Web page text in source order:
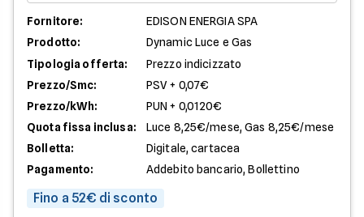
Fornitore:
EDISON ENERGIA SPA
Prodotto:
Dynamic Luce e Gas
Tipologia offerta:
Prezzo indicizzato
Prezzo/Smc:
PSV + 0,07€
Prezzo/kWh:
PUN + 0,0120€
Quota fissa inclusa:
Luce 8,25€/mese, Gas 8,25€/mese
Bolletta:
Digitale, cartacea
Pagamento:
Addebito bancario, Bollettino
Fino a 52€ di sconto